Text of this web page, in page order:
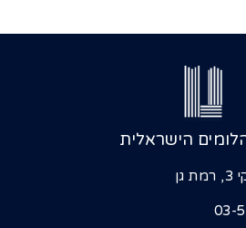
הישראלית
03-